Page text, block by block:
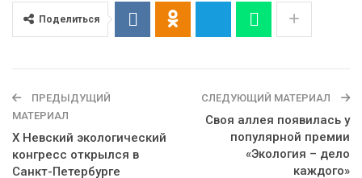
Поделиться
ПРЕДЫДУЩИЙ
МАТЕРИАЛ
X Невский экологический
конгресс открылся в
Санкт-Петербурге
СЛЕДУЮЩИЙ МАТЕРИАЛ
Своя аллея появилась у
популярной премии
«Экология – дело
каждого»